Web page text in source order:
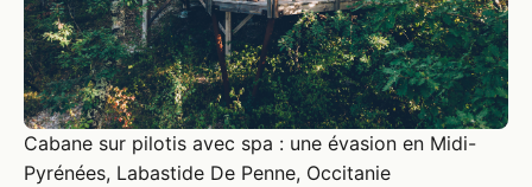
Cabane sur pilotis avec spa : une évasion en Midi-
Pyrénées, Labastide De Penne, Occitanie